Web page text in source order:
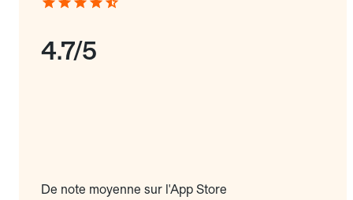
4.7/5
De note moyenne sur l'App Store